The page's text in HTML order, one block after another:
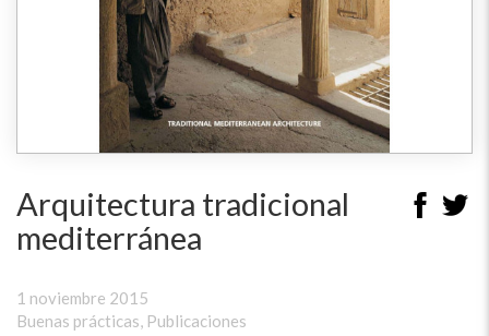
Arquitectura tradicional
mediterránea
1 noviembre 2015
Buenas prácticas, Publicaciones